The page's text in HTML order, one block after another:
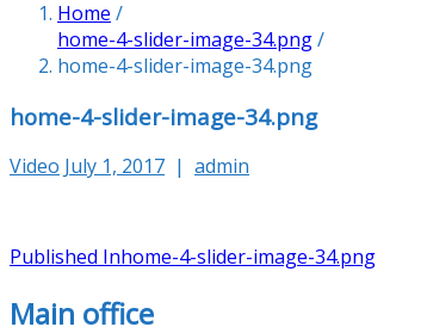
Home /
home-4-slider-image-34.png/
home-4-slider-image-34.png
home-4-slider-image-34.png
Video July 1, 2017 | admin
Post
Published Inhome-4-slider-image-34.png
Main office